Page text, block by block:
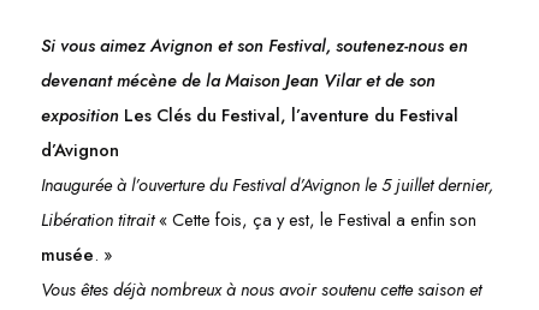
Si vous aimez Avignon et son Festival, soutenez-nous en
devenant mécène de la Maison Jean Vilar et de son
exposition Les Clés du Festival, l’aventure du Festival
d’Avignon
Inaugurée à l’ouverture du Festival d’Avignon le 5 juillet dernier,
Libération titrait« Cette fois, ça y est, le Festival a enfin son
musée. »
Vous êtes déjà nombreux à nous avoir soutenu cette saison et